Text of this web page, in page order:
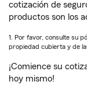
cotización de
productos son los
1. Por favor, consulte su
propiedad cubierta y de
¡Comience su
hoy mismo!